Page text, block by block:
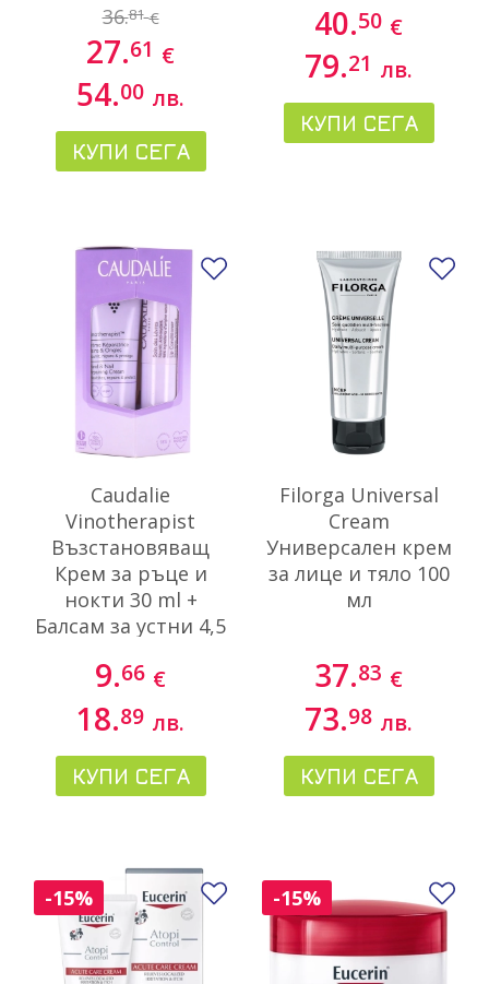
36.81 €
27.61 €
54.00 лв.
КУПИ СЕГА
40.50 €
79.21 лв.
КУПИ СЕГА
Caudalie
Vinotherapist
Възстановяващ
Крем за ръце и
нокти 30 ml +
Балсам за устни 4,5
9.66 €
18.89 лв.
КУПИ СЕГА
Добави в любими
Filorga Universal
Cream
Универсален крем
за лице и тяло 100
мл
37.83 €
73.98 лв.
КУПИ СЕГА
-15% Добави в любими
-15%